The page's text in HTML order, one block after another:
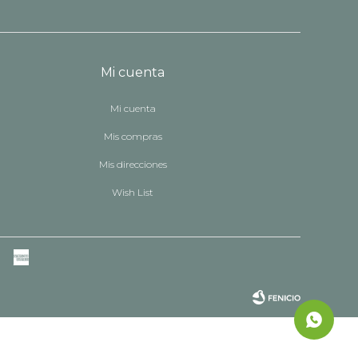
Mi cuenta
Mi cuenta
Mis compras
Mis direcciones
Wish List